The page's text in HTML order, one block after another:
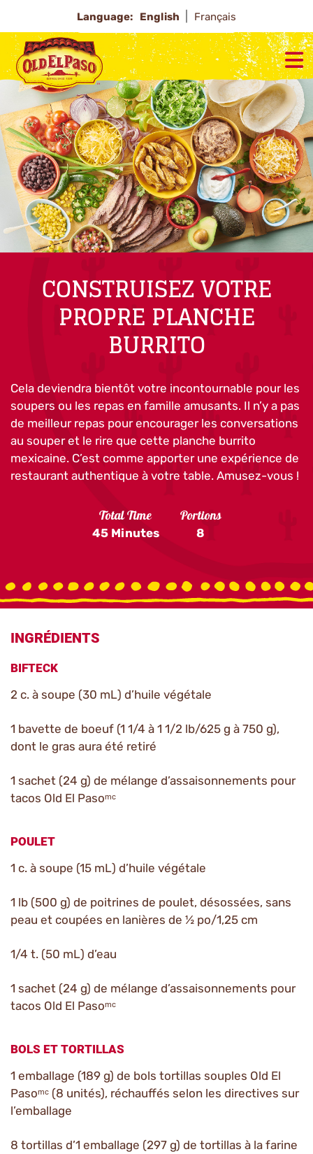
Language: English Français
CONSTRUISEZ VOTRE
PROPRE PLANCHE
BURRITO
Cela deviendra bientôt votre incontournable pour les
soupers ou les repas en famille amusants. Il n’y a pas
de meilleur repas pour encourager les conversations
au souper et le rire que cette planche burrito
mexicaine. C’est comme apporter une expérience de
restaurant authentique à votre table. Amusez-vous !
Total Time
45 Minutes
Portions
8
INGRÉDIENTS
BIFTECK
2 c. à soupe (30 mL) d’huile végétale
1 bavette de boeuf (1 1/4 à 1 1/2 lb/625 g à 750 g),
dont le gras aura été retiré
1 sachet (24 g) de mélange d’assaisonnements pour
tacos Old El Pasoᵐᶜ
POULET
1 c. à soupe (15 mL) d’huile végétale
1 lb (500 g) de poitrines de poulet, désossées, sans
peau et coupées en lanières de ½ po/1,25 cm
1/4 t. (50 mL) d’eau
1 sachet (24 g) de mélange d’assaisonnements pour
tacos Old El Pasoᵐᶜ
BOLS ET TORTILLAS
1 emballage (189 g) de bols tortillas souples Old El
Pasoᵐᶜ (8 unités), réchauffés selon les directives sur
l’emballage
8 tortillas d’1 emballage (297 g) de tortillas à la farine